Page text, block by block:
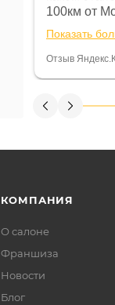
100км от
постоянно
Считаю, что
Показать
Отзыв
КОМПАНИЯ
О салоне
Франшиза
Новости
Блог